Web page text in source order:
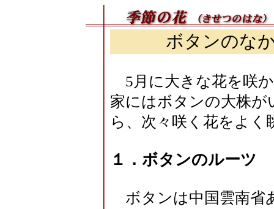
ボタンのな
5月に大きな花を咲
家にはボタンの大株
ら、次々咲く花をよく
１．ボタンのルーツ
ボタンは中国雲南省